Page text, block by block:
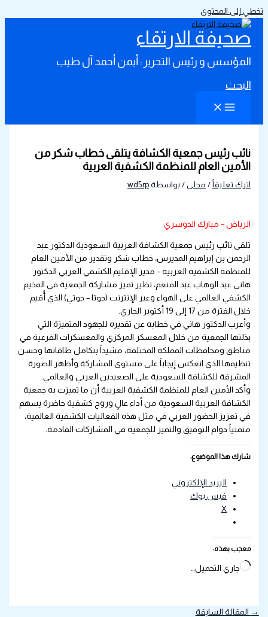
تخطي إلى المحتوى
صحيفة الارتقاء
المؤسس و رئيس التحرير : أيمن أحمد آل طيب
البحث
نائب رئيس جمعية الكشافة يتلقى خطاب شكر من
الأمين العام للمنظمة الكشفية العربية
اترك تعليقاً / محلى / بواسطة wd5rp
الرياض – مبارك الدوسري
تلقى نائب رئيس جمعية الكشافة العربية السعودية الدكتور عبد
الرحمن بن إبراهيم المديرس، خطاب شكر وتقدير من الأمين العام
للمنظمة الكشفية العربية – مدير الإقليم الكشفي العربي الدكتور
هاني عبد الوهاب عبد المنعم، نظير تميز مشاركة الجمعية في المخيم
الكشفي العالمي على الهواء وعبر الإنترنت (جوتا – جوتي) الذي أُقيم
خلال الفترة من 17 إلى 19 أكتوبر الجاري.
وأعرب الدكتور هاني في خطابه عن تقديره للجهود المتميزة التي
بذلتها الجمعية من خلال المعسكر المركزي والمعسكرات الفرعية في
مناطق ومحافظات المملكة المختلفة، مشيداً بتكامل طاقاتها وحسن
تنظيمها الذي انعكس إيجاباً على مستوى المشاركة وأظهر الصورة
المشرفة للكشافة السعودية على الصعيدين العربي والعالمي.
وأكد الأمين العام للمنظمة الكشفية العربية أن ما تميزت به جمعية
الكشافة العربية السعودية من أداء عالٍ وروح كشفية حاضرة يسهم
في تعزيز الحضور العربي في مثل هذه الفعاليات الكشفية العالمية،
متمنياً دوام التوفيق والتميز للجمعية في المشاركات القادمة.
شارك هذا الموضوع:
البريد الإلكتروني
فيس بوك
X
معجب بهذه:
جاري التحميل…
→
المقالة السابقة